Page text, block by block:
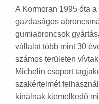
A Kormoran 1995 óta
gazdaságos
gumiabroncsok
vállalat több mint 30
számos területen
Michelin csoport
szakértelmét
kínálnak kiemelkedő